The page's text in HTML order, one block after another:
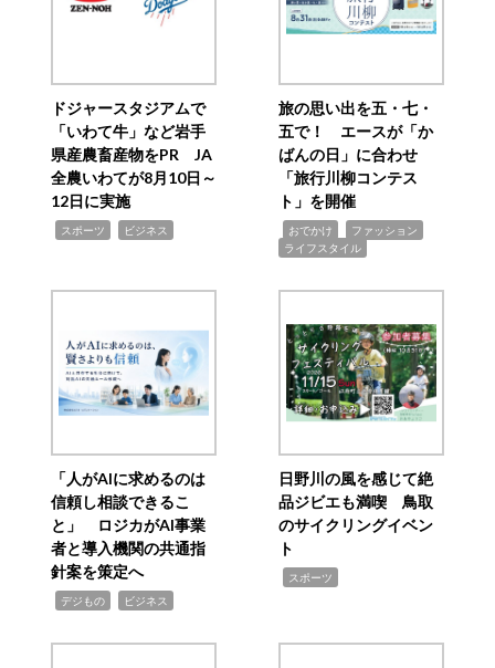
ドジャースタジアムで
「いわて牛」など岩手
県産農畜産物をPR JA
全農いわてが8月10日～
12日に実施
スポーツ ビジネス
旅の思い出を五・七・
五で！ エースが「か
ばんの日」に合わせ
「旅行川柳コンテス
ト」を開催
おでかけ ファッション
ライフスタイル
「人がAIに求めるのは
信頼し相談できるこ
と」 ロジカがAI事業
者と導入機関の共通指
針案を策定へ
デジもの ビジネス
日野川の風を感じて絶
品ジビエも満喫 鳥取
のサイクリングイベン
ト
スポーツ